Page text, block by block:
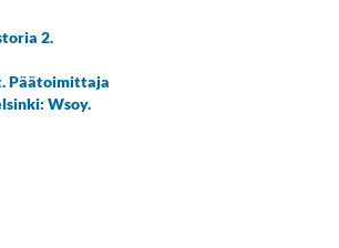
2.
Päätoimittaja
Wsoy.